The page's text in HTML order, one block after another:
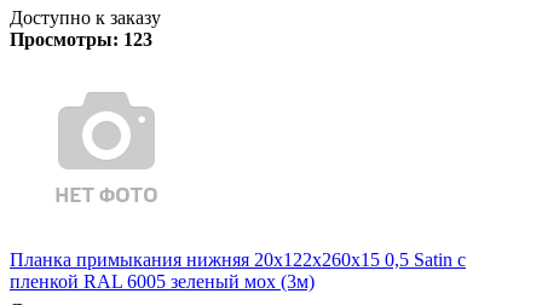
Доступно к заказу
Просмотры: 123
Планка примыкания нижняя 20х122х260х15 0,5 Satin с
пленкой RAL 6005 зеленый мох (3м)